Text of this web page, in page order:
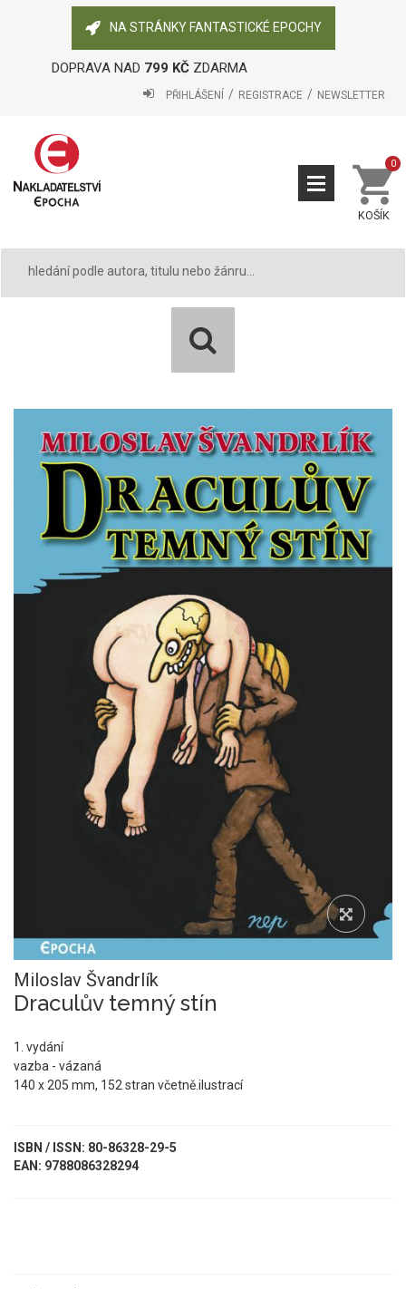
NA STRÁNKY FANTASTICKÉ EPOCHY
DOPRAVA NAD 799 KČZDARMA
PŘIHLÁŠENÍ REGISTRACE NEWSLETTER
KOŠÍK
0
Miloslav Švandrlík
Draculův temný stín
1. vydání
vazba - vázaná
140 x 205 mm, 152 stran včetně.ilustrací
ISBN / ISSN: 80-86328-29-5
EAN: 9788086328294